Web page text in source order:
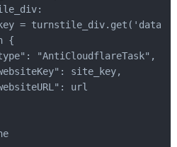
= turnstile_div.get('data-
{
"AntiCloudflareTask",
site_key,
url